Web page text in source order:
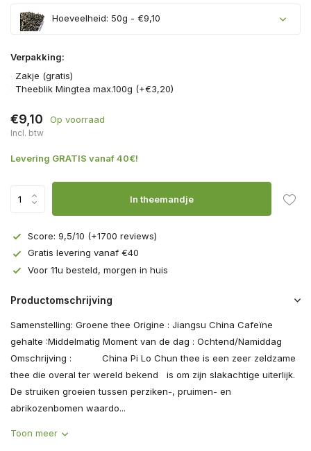
Hoeveelheid: 50g - €9,10
Verpakking:
Zakje (gratis)
Theeblik Mingtea max.100g (+€3,20)
€9,10 Op voorraad
Incl. btw
Levering GRATIS vanaf 40€!
In theemandje
Score: 9,5/10 (+1700 reviews)
Gratis levering vanaf €40
Voor 11u besteld, morgen in huis
Productomschrijving
Samenstelling: Groene thee Origine : Jiangsu China Cafeïne
gehalte :Middelmatig Moment van de dag : Ochtend/Namiddag
Omschrijving : ­­ China Pi Lo Chun thee is een zeer zeldzame
thee die overal ter wereld bekend is om zijn slakachtige uiterlijk.
De struiken groeien tussen perziken-, pruimen- en
abrikozenbomen waardo...
Toon meer